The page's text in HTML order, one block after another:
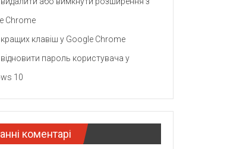
Chrome
клавіш у Google Chrome
пароль користувача у
10
коментарі